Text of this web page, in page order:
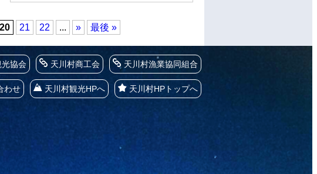
20 21 22 ... » 最後 »
天川村漁業協同組合
天川村商工会
協会
天川村HPトップへ
天川村観光HPへ
わせ